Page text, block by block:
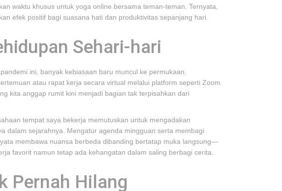
waktu khusus untuk yoga online bersama teman-teman. Ternyata,
efek positif bagi suasana hati dan produktivitas sepanjang hari.
Sehari-hari
ini, banyak kebiasaan baru muncul ke permukaan.
atau rapat kerja secara virtual melalui platform seperti Zoom
kita anggap rumit kini menjadi bagian tak terpisahkan dari
tempat saya bekerja memutuskan untuk mengadakan
dalam sejarahnya. Mengatur agenda mingguan serta membagi
membawa nuansa berbeda dibanding bertatap muka langsung—
favorit namun tetap ada kehangatan dalam saling berbagi cerita.
Pernah Hilang